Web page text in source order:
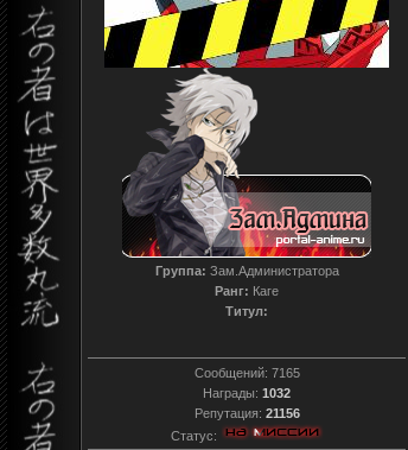
Группа: Зам.Администратора
Ранг: Каге
Титул:
Сообщений: 7165
Награды: 1032
Репутация: 21156
Статус: